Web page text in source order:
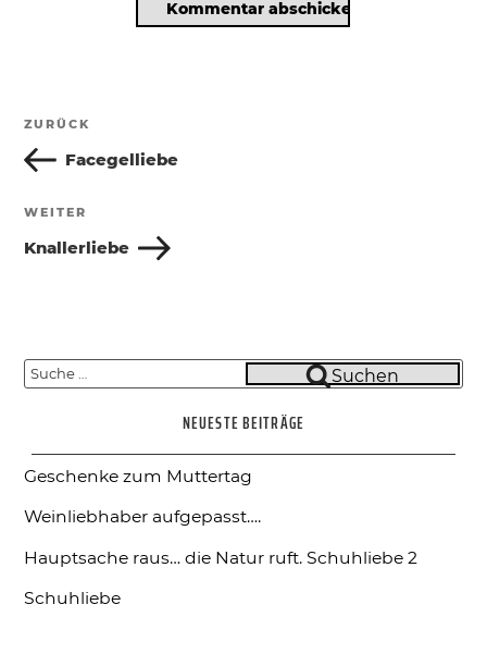
Beitragsnavigation
Vorheriger
Beitrag
ZURÜCK
Facegelliebe
Nächster
Beitrag
WEITER
Knallerliebe
Suche
Suchen
NEUESTE BEITRÄGE
Geschenke zum Muttertag
Weinliebhaber aufgepasst….
Hauptsache raus… die Natur ruft. Schuhliebe 2
Schuhliebe